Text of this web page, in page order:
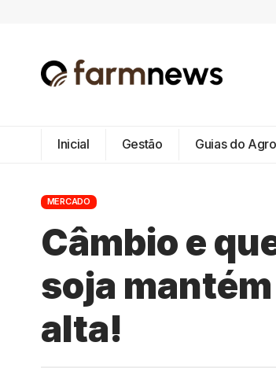
Inicial Gestão Guias do Agro
MERCADO
Câmbio e
soja
alta!